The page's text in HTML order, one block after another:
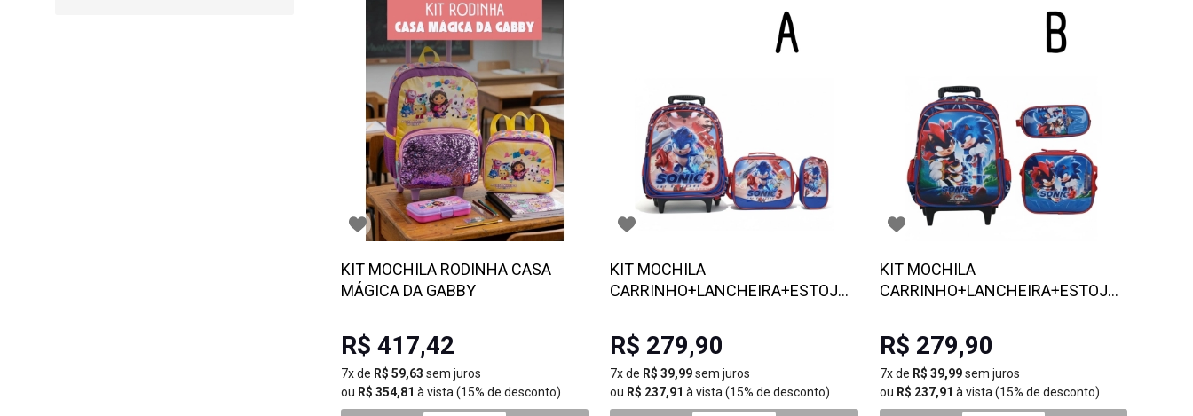
KIT MOCHILA RODINHA CASA
MÁGICA DA GABBY
R$ 417,42
7x de R$ 59,63 sem juros
ou R$ 354,81 à vista (15% de desconto)
KIT MOCHILA
CARRINHO+LANCHEIRA+ESTOJO
R$ 279,90
7x de R$ 39,99sem juros
ou R$ 237,91 à vista (15% de desconto)
KIT MOCHILA
CARRINHO+LANCHEIRA+ESTOJO
R$ 279,90
7x de R$ 39,99sem juros
ou R$ 237,91 à vista (15% de desconto)